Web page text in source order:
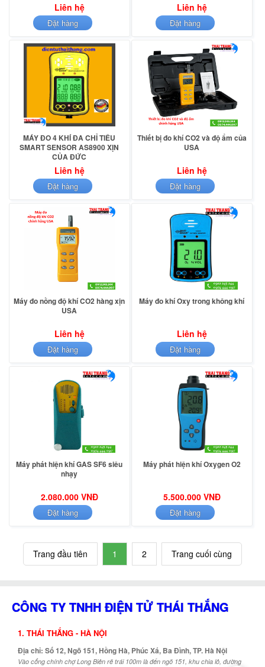
Liên hệ
Đặt hàng
Liên hệ
Đặt hàng
MÁY ĐO 4 KHÍ ĐA CHỈ TIÊU
SMART SENSOR AS8900 XỊN
CỦA ĐỨC
Liên hệ
Đặt hàng
Thiết bị đo khí CO2 và độ ẩm của
USA
Liên hệ
Đặt hàng
Máy đo nồng độ khí CO2 hàng xịn
USA
Liên hệ
Đặt hàng
Máy đo khí Oxy trong không khí
Liên hệ
Đặt hàng
Máy phát hiện khí GAS SF6 siêu
nhạy
2.080.000 VNĐ
Đặt hàng
Máy phát hiện khí Oxygen O2
5.500.000 VNĐ
Đặt hàng
Trang đầu tiên 1 2 Trang cuối cùng
CÔNG TY TNHH ĐIỆN TỬ THÁI THẮNG
1. THÁI THẮNG - HÀ NỘI
Địa chỉ: Số 12, Ngõ 151, Hồng Hà, Phúc Xá, Ba Đình, TP. Hà Nội
Vào cổng chính chợ Long Biên rẽ trái 100m là đến ngõ 151, khu chia lô, đường